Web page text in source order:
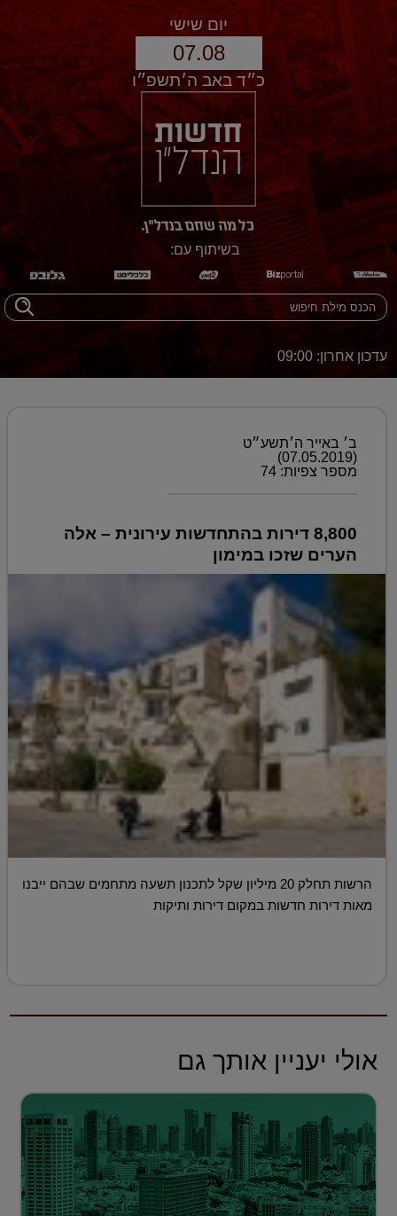
יום שישי
07.08
כ״ד באב ה׳תשפ״ו
בשיתוף עם:
עדכון אחרון: 09:00
ב׳ באייר ה׳תשע״ט
(07.05.2019)
מספר צפיות: 74
8,800 דירות בהתחדשות עירונית – אלה
הערים שזכו במימון
הרשות תחלק 20 מיליון שקל לתכנון תשעה מתחמים שבהם ייבנו
מאות דירות חדשות במקום דירות ותיקות
אולי יעניין אותך גם